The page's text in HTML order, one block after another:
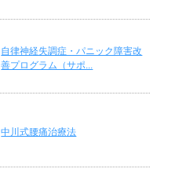
自律神経失調症・パニック障害改
善プログラム（サポ...
中川式腰痛治療法